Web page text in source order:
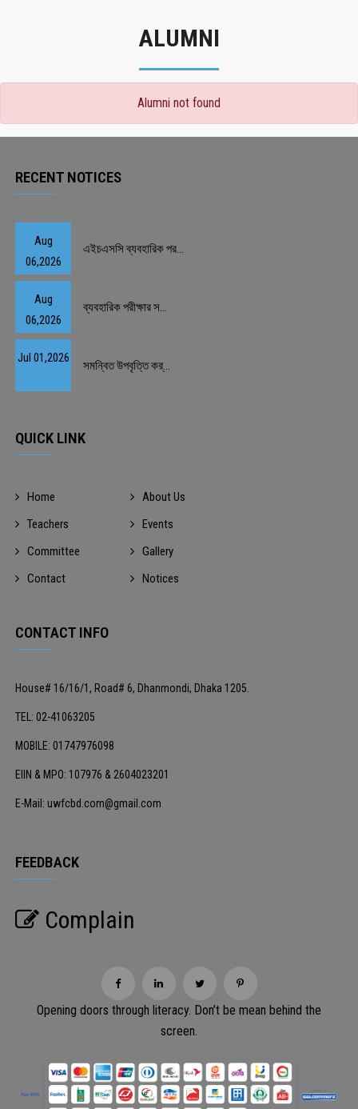
ALUMNI
Alumni not found
RECENT NOTICES
Aug
06,2026
এইচএসসি ব্যবহারিক পর...
Aug
06,2026
ব্যবহারিক পরীক্ষার স...
Jul 01,2026
সমন্বিত উপবৃত্তি কর্...
QUICK LINK
Home
About Us
Teachers
Events
Committee
Gallery
Contact
Notices
CONTACT INFO
House# 16/16/1, Road# 6, Dhanmondi, Dhaka 1205.
TEL: 02-41063205
MOBILE: 01747976098
EIIN & MPO: 107976 & 2604023201
E-Mail: uwfcbd.com@gmail.com
FEEDBACK
Complain
Opening doors through literacy. Don’t be mean behind the
screen.